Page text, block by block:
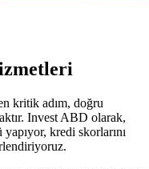
kritik adım, doğru
Invest ABD olarak,
kredi skorlarını